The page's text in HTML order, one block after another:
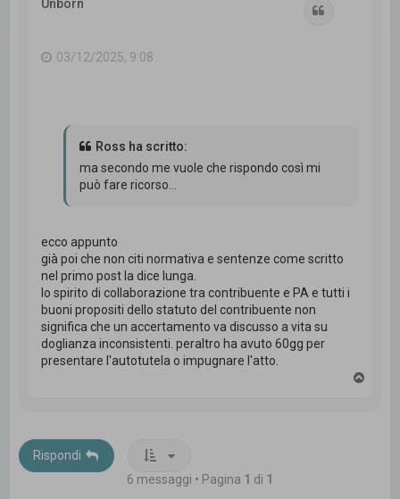
Unborn
03/12/2025, 9:08
Ross ha scritto:
ma secondo me vuole che rispondo così mi
può fare ricorso...
ecco appunto
già poi che non citi normativa e sentenze come scritto
nel primo post la dice lunga.
lo spirito di collaborazione tra contribuente e PA e tutti i
buoni propositi dello statuto del contribuente non
significa che un accertamento va discusso a vita su
doglianza inconsistenti. peraltro ha avuto 60gg per
presentare l'autotutela o impugnare l'atto.
Rispondi
6 messaggi • Pagina 1 di 1